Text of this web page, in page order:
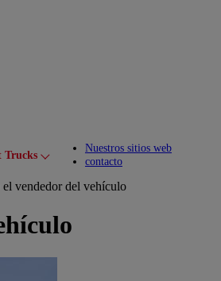
Trucks Toggle submenu
Nuestros sitios web
contacto
el vendedor del vehículo